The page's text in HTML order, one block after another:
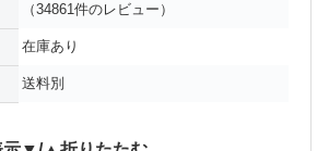
（34861件のレビュー）
在庫あり
送料別